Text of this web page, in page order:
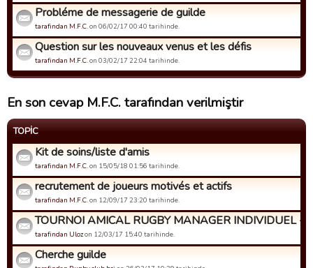
Probléme de messagerie de guilde
tarafindan M.F.C.on 06/02/17 00:40 tarihinde.
Question sur les nouveaux venus et les défis
tarafindan M.F.C.on 03/02/17 22:04 tarihinde.
En son cevap M.F.C. tarafından verilmiştir
TOPIC
Kit de soins/liste d'amis
tarafindan M.F.C.on 15/05/18 01:56 tarihinde.
recrutement de joueurs motivés et actifs
tarafindan M.F.C.on 12/09/17 23:20 tarihinde.
TOURNOI AMICAL RUGBY MANAGER INDIVIDUEL -
tarafindan Ulozon 12/03/17 15:40 tarihinde.
Cherche guilde